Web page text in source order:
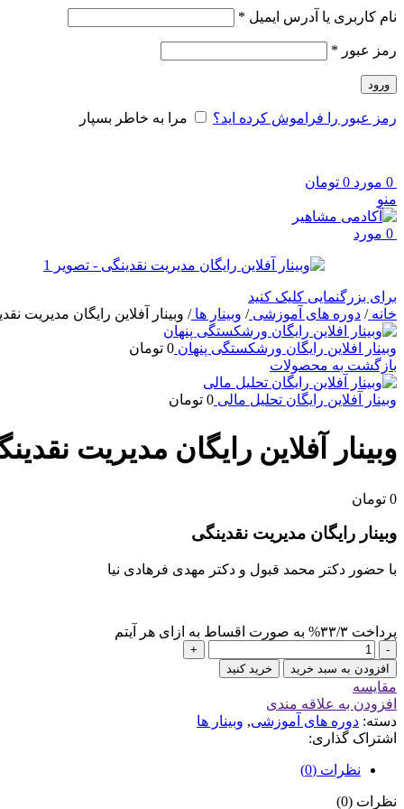
نام کاربری یا آدرس ایمیل *
رمز عبور *
ورود
رمز عبور را فراموش کرده اید؟ مرا به خاطر بسپار
0 مورد 0 تومان
منو
0 مورد
برای بزرگنمایی کلیک کنید
خانه/ دوره های آموزشی/ وبینار ها/ وبینار آفلاین رایگان مدیریت
وبینار افلاین رایگان ورشکستگی پنهان 0 تومان
بازگشت به محصولات
وبینار آفلاین رایگان تحلیل مالی 0 تومان
وبینار آفلاین رایگان مدیریت
0 تومان
وبینار رایگان مدیریت نقدینگی
با حضور دکتر محمد قبول و دکتر مهدی فرهادی نیا
پرداخت ۳۳/۳% به صورت اقساط به ازای هر آیتم
-
وبینار
آفلاین
رایگان
مدیریت
نقدینگی
عدد
+
افزودن به سبد خرید
خرید کنید
مقايسه
افزودن به علاقه مندی
دسته: دوره های آموزشی, وبینار ها
اشتراک گذاری:
نظرات (0)
نظرات (0)